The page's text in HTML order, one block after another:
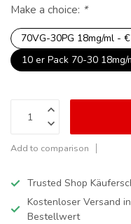
Make a choice: *
70VG-30PG 18mg/ml -
10 er Pack 70-30
Add to comparison
Trusted Shop
Kostenloser Versand
Bestellwert